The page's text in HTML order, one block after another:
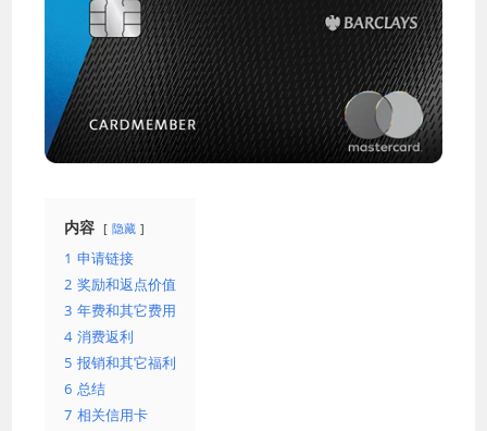
内容 隐藏
1 申请链接
2 奖励和返点价值
3 年费和其它费用
4 消费返利
5 报销和其它福利
6 总结
7 相关信用卡